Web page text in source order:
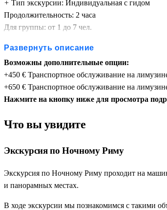
+ Тип экскурсии: Индивидуальная с гидом
Продолжительность: 2 часа
Для группы: от 1 до 7 чел.
Вх. билеты не вкл.
1 € = 1 евро. Оплата в руб. по вн. курсу
Развернуть описание
Возможны дополнительные опции:
+450 € Транспортное обслуживание на
+650 € Транспортное обслуживание на
Нажмите на кнопку ниже для просмотра
Что вы увидите
Экскурсия по Ночному Риму
Экскурсия по Ночному Риму проходит на
и панорамных местах.
В ходе экскурсии мы познакомимся с такими